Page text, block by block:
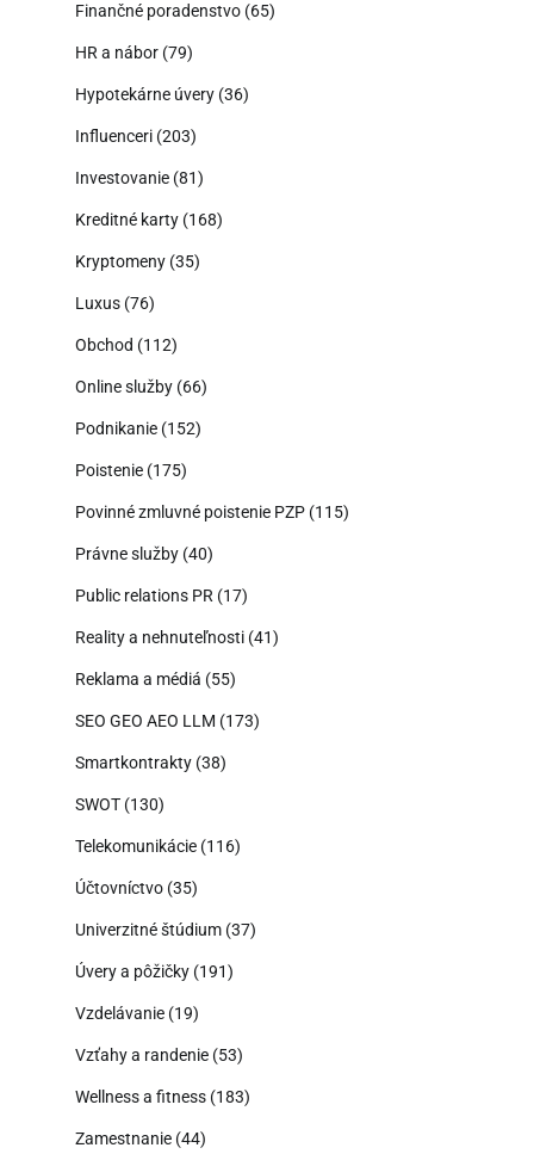
Finančné poradenstvo (65)
HR a nábor (79)
Hypotekárne úvery (36)
Influenceri (203)
Investovanie (81)
Kreditné karty (168)
Kryptomeny (35)
Luxus (76)
Obchod (112)
Online služby (66)
Podnikanie (152)
Poistenie (175)
Povinné zmluvné poistenie PZP (115)
Právne služby (40)
Public relations PR (17)
Reality a nehnuteľnosti (41)
Reklama a médiá (55)
SEO GEO AEO LLM (173)
Smartkontrakty (38)
SWOT (130)
Telekomunikácie (116)
Účtovníctvo (35)
Univerzitné štúdium (37)
Úvery a pôžičky (191)
Vzdelávanie (19)
Vzťahy a randenie (53)
Wellness a fitness (183)
Zamestnanie (44)